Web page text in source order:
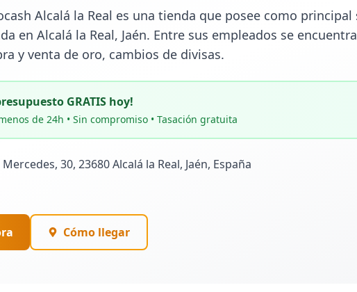
Alcalá la Real es una tienda que posee como
en Alcalá la Real, Jaén. Entre sus empleados se
y venta de oro, cambios de divisas.
GRATIS hoy!
de 24h • Sin compromiso • Tasación gratuita
30, 23680 Alcalá la Real, Jaén, España
Cómo llegar